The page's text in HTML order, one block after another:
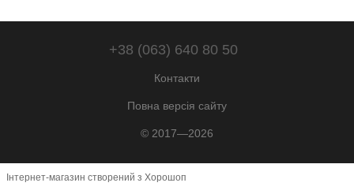
+38 (063) 640 80 50
Контакти
Повна версія сайту
© 2017—2026
Інтернет-магазин створений з Хорошоп